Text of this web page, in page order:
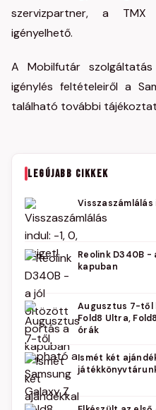
szervizpartner, a
igényelhető.
A Mobilfutár
igénylés feltételeiről a
található további
LEGÚJABB CIKKEK
Visszaszámlálás
Reolink D340B
kapuban
Augusztus 7-től
Fold8 Ultra,
órák
Ismét két